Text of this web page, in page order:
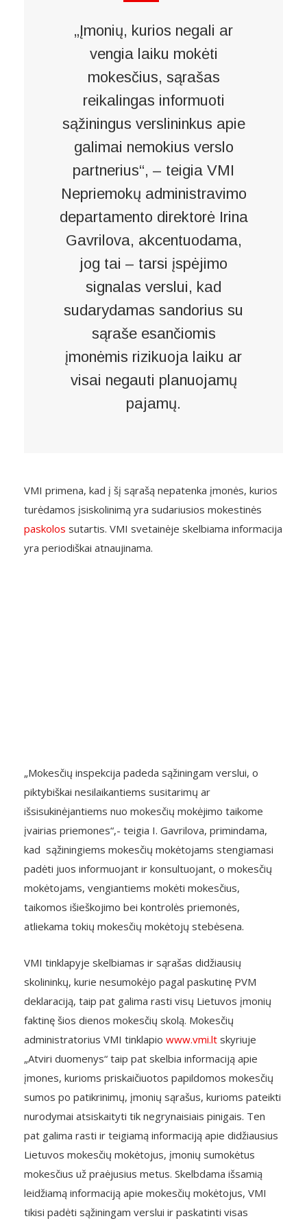
„Įmonių, kurios negali ar
vengia laiku mokėti
mokesčius, sąrašas
reikalingas informuoti
sąžiningus verslininkus apie
galimai nemokius verslo
partnerius“, – teigia VMI
Nepriemokų administravimo
departamento direktorė Irina
Gavrilova, akcentuodama,
jog tai – tarsi įspėjimo
signalas verslui, kad
sudarydamas sandorius su
sąraše esančiomis
įmonėmis rizikuoja laiku ar
visai negauti planuojamų
pajamų.
VMI primena, kad į šį sąrašą nepatenka įmonės, kurios
turėdamos įsiskolinimą yra sudariusios mokestinės
paskolos sutartis. VMI svetainėje skelbiama informacija
yra periodiškai atnaujinama.
„Mokesčių inspekcija padeda sąžiningam verslui, o
piktybiškai nesilaikantiems susitarimų ar
išsisukinėjantiems nuo mokesčių mokėjimo taikome
įvairias priemones“,- teigia I. Gavrilova, primindama,
kad sąžiningiems mokesčių mokėtojams stengiamasi
padėti juos informuojant ir konsultuojant, o mokesčių
mokėtojams, vengiantiems mokėti mokesčius,
taikomos išieškojimo bei kontrolės priemonės,
atliekama tokių mokesčių mokėtojų stebėsena.
VMI tinklapyje skelbiamas ir sąrašas didžiausių
skolininkų, kurie nesumokėjo pagal paskutinę PVM
deklaraciją, taip pat galima rasti visų Lietuvos įmonių
faktinę šios dienos mokesčių skolą. Mokesčių
administratorius VMI tinklapio www.vmi.lt skyriuje
„Atviri duomenys“ taip pat skelbia informaciją apie
įmones, kurioms priskaičiuotos papildomos mokesčių
sumos po patikrinimų, įmonių sąrašus, kurioms pateikti
nurodymai atsiskaityti tik negrynaisiais pinigais. Ten
pat galima rasti ir teigiamą informaciją apie didžiausius
Lietuvos mokesčių mokėtojus, įmonių sumokėtus
mokesčius už praėjusius metus. Skelbdama išsamią
leidžiamą informaciją apie mokesčių mokėtojus, VMI
tikisi padėti sąžiningam verslui ir paskatinti visas